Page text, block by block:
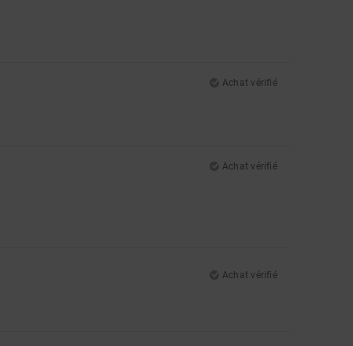
Achat vérifié
Achat vérifié
Achat vérifié